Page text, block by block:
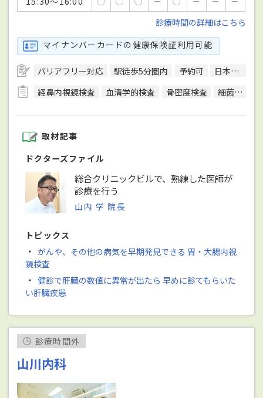
診療時間の詳細はこちら
マイナンバーカードの健康保険証利用可能
バリアフリー対応 駅徒歩5分圏内 予約可
日本内科学会総合内科専門医
経鼻内視鏡検査
血清学的検査 骨密度検査 細菌検査
取材記事
ドクターズファイル
総合クリニックビルで、熟練した医師が
診療を行う
山内 学 院長
トピックス
・ がんや、その他の病気を早期発見できる 胃・大腸内視
鏡検査
・ 健診で肝臓の数値に異常が出たら 早めに診てもらいた
い肝臓疾患
診療時間外
山川内科